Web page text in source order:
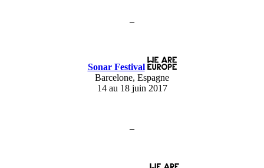
–
Sonar Festival
Barcelone, Espagne
14 au 18 juin 2017
–